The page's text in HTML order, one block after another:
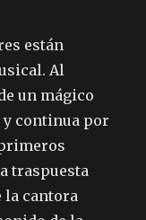
están
Al
un mágico
y continua por
traspuesta
la cantora